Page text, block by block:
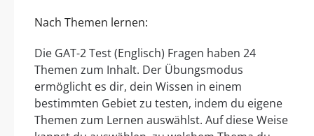
Nach Themen lernen:
Die GAT-2 Test (Englisch) Fragen haben 24
Themen zum Inhalt. Der Übungsmodus
ermöglicht es dir, dein Wissen in einem
bestimmten Gebiet zu testen, indem du eigene
Themen zum Lernen auswählst. Auf diese Weise